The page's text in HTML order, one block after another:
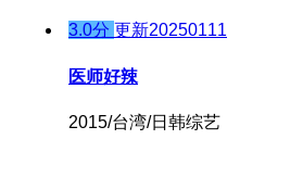
3.0分 更新20250111
医师好辣
2015/台湾/日韩综艺